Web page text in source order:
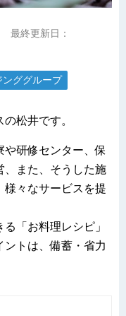
最終更新日：
ンググループ
松井です。
研修センター、保
、また、そうした施
様々なサービスを提
「お料理レシピ」
ントは、備蓄・省力